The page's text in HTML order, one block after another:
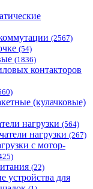
(2567)
(54)
(1836)
контакторов
(кулачковые)
нагрузки (564)
нагрузки (267)
с мотор-
(22)
устройства для